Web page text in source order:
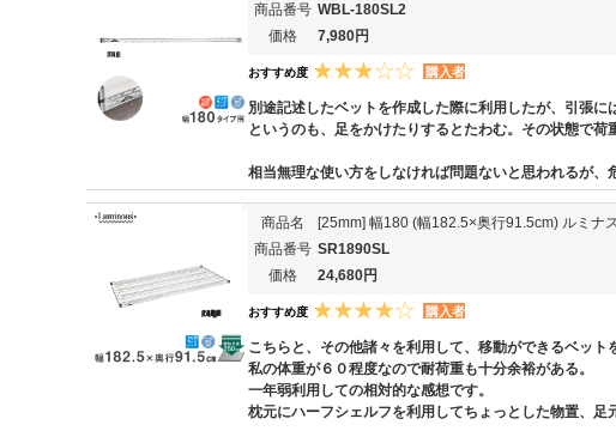
商品番号 WBL-180SL2
価格
7,980円
おすすめ度 購入者
別途記述したベットを作成した際に利用したが、引張
というのも、足をかけたりするとたわむ。その状態で荷
相当無理な使い方をしなければ問題ないと思われるが、
商品名
[25mm] 幅180 (幅182.5×奥行91.5cm) ルミナ
商品番号 SR1890SL
価格
24,680円
おすすめ度 購入者
こちらと、その他諸々を利用して、移動ができるベット
私の体重が６０程度なので耐荷重も十分余裕がある。
一年弱利用しての相対的な感想です。
枕元にハーフシェルフを利用してちょっとした物置、足